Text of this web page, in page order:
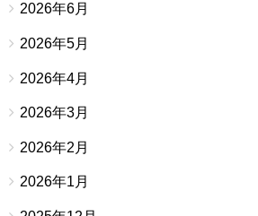
2026年6月
2026年5月
2026年4月
2026年3月
2026年2月
2026年1月